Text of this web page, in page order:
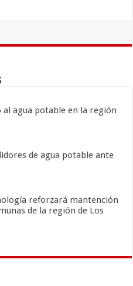
agua potable en la región
de agua potable ante
reforzará mantención
de la región de Los